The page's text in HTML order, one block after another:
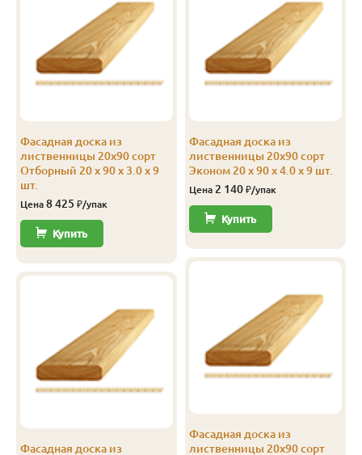
Фасадная доска из
лиственницы 20х90 сорт
Отборный 20 x 90 x 3.0 x 9
шт.
Цена 8 425 ₽/упак
Купить
Фасадная доска из
Фасадная доска из
лиственницы 20х90 сорт
Эконом 20 x 90 x 4.0 x 9 шт.
Цена 2 140 ₽/упак
Купить
Фасадная доска из
лиственницы 20х90 сорт